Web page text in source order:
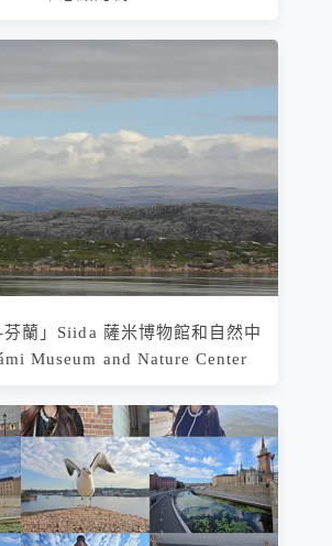
芬蘭」Siida 薩米博物館和自然中
Museum and Nature Center